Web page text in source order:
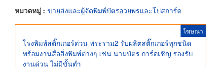
หมวดหมู่ : ขายส่งและผู้จัดพิมพ์บัตรอวยพรและโปสการ์ด
โฆษณา
โรงพิมพ์สติ๊กเกอร์ด่วน พระราม2 รับผลิตสติ๊กเกอร์ทุกชนิด
พร้อมงานสื่อสิ่งพิมพ์ต่างๆ เช่น นามบัตร การ์ดเชิญ รองรับ
งานด่วน ไม่มีขั้นต่ำ